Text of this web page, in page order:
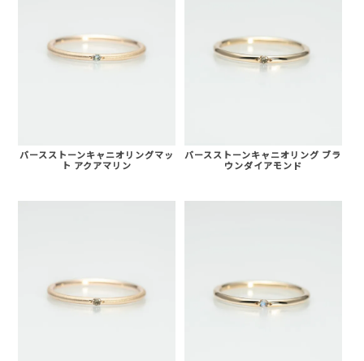
バースストーンキャニオリングマッ
ト アクアマリン
バースストーンキャニオリング ブラ
ウンダイアモンド